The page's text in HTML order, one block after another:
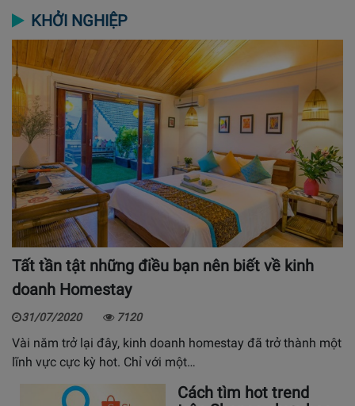
KHỞI NGHIỆP
Tất tần tật những điều bạn nên biết về kinh
doanh Homestay
31/07/2020 7120
Vài năm trở lại đây, kinh doanh homestay đã trở thành một
lĩnh vực cực kỳ hot. Chỉ với một…
Cách tìm hot trend